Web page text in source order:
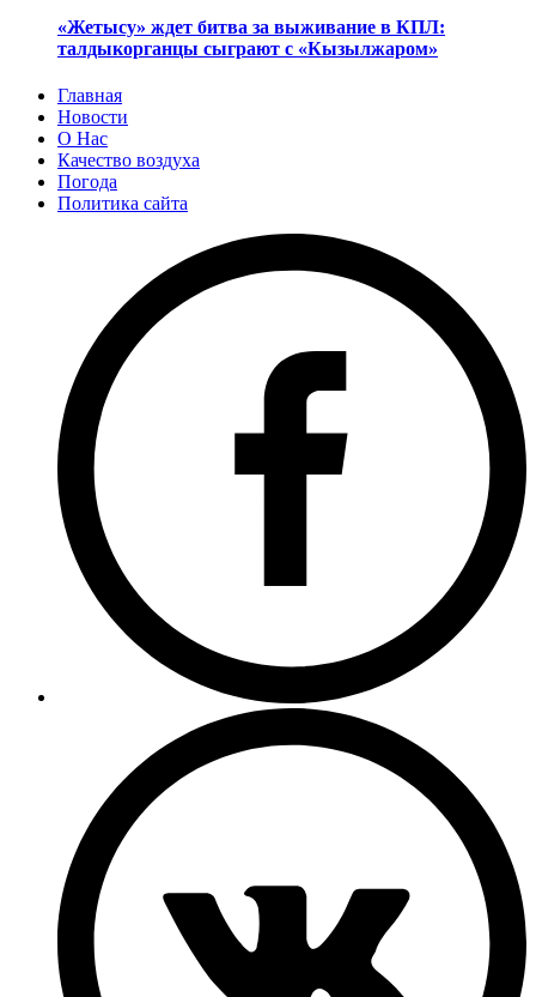
«Жетысу» ждет битва за выживание в КПЛ:
талдыкорганцы сыграют с «Кызылжаром»
Главная
Новости
О Нас
Качество воздуха
Погода
Политика сайта